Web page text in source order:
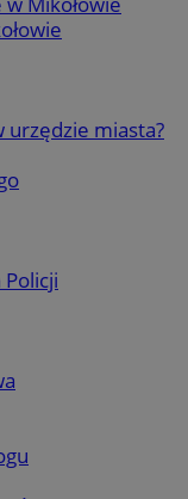
urzędzie miasta?